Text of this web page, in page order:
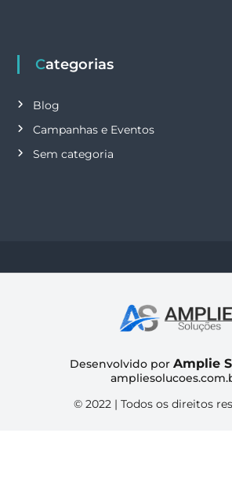
Categorias
Blog
Campanhas e Eventos
Sem categoria
Desenvolvido por Amplie
© 2022 | Todos os direitos